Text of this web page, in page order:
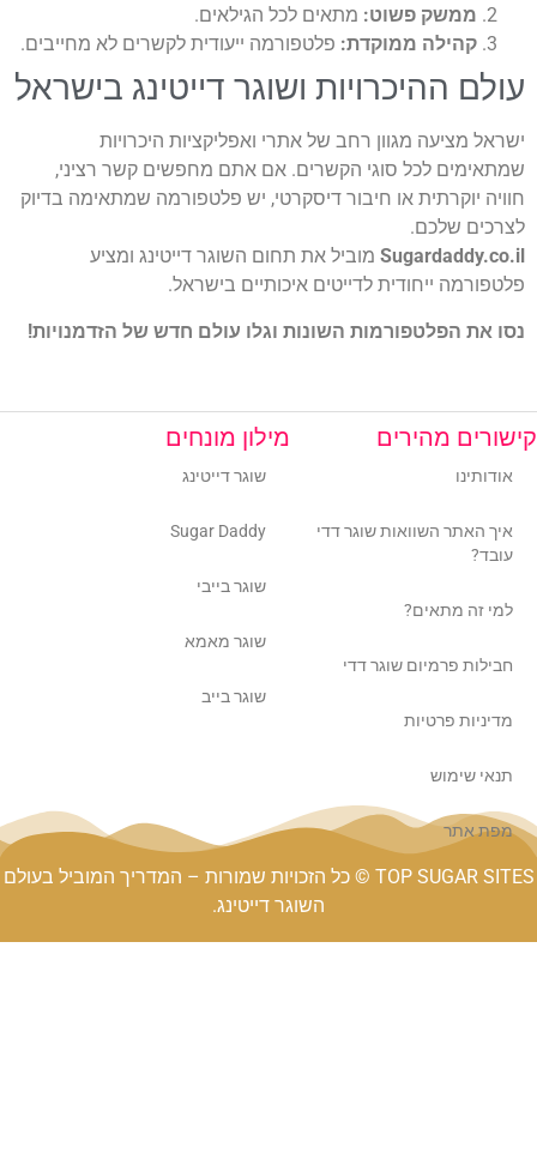
פשוט:מתאים לכל הגילאים.
ממוקדת:פלטפורמה ייעודית לקשרים לא מחייבים.
ההיכרויות ושוגר דייטינג בישראל
מגוון רחב של אתרי ואפליקציות היכרויות
לכל סוגי הקשרים. אם אתם מחפשים קשר רציני,
או חיבור דיסקרטי, יש פלטפורמה שמתאימה בדיוק
שלכם.
מוביל את תחום השוגר דייטינג ומציע
ייחודית לדייטים איכותיים בישראל.
הפלטפורמות השונות וגלו עולם חדש של הזדמנויות!
מילון מונחים
שוגר דייטינג
Sugar Daddy
שוגר בייבי
שוגר מאמא
שוגר בייב
מהירים
השוואות שוגר דדי
מתאים?
פרמיום שוגר דדי
פרטיות
TOP SUGAR SITES © כל הזכויות שמורות – המדריך המוביל בעולם
השוגר דייטינג.